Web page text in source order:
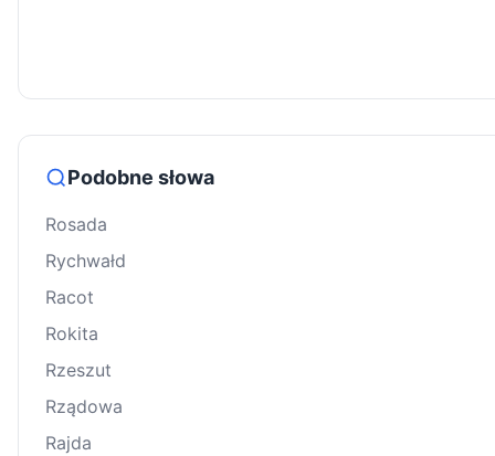
Podobne słowa
Rosada
Rychwałd
Racot
Rokita
Rzeszut
Rządowa
Rajda